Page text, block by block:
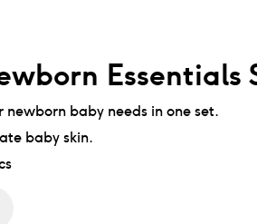
Essentials
newborn baby needs in one set.
baby skin.